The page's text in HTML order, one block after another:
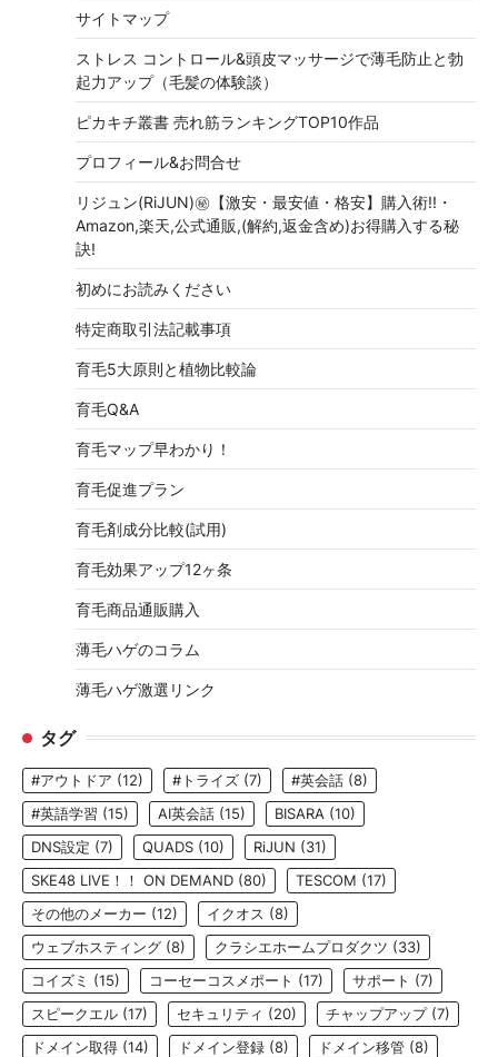
サイトマップ
ストレス コントロール&頭皮マッサージで薄毛防止と勃
起力アップ（毛髪の体験談）
ピカキチ叢書 売れ筋ランキングTOP10作品
プロフィール&お問合せ
リジュン(RiJUN)㊙【激安・最安値・格安】購入術!!・
Amazon,楽天,公式通販,(解約,返金含め)お得購入する秘
訣!
初めにお読みください
特定商取引法記載事項
育毛5大原則と植物比較論
育毛Q&A
育毛マップ早わかり！
育毛促進プラン
育毛剤成分比較(試用)
育毛効果アップ12ヶ条
育毛商品通販購入
薄毛ハゲのコラム
薄毛ハゲ激選リンク
タグ
#アウトドア (12) #トライズ (7) #英会話 (8)
#英語学習 (15) AI英会話 (15) BISARA (10)
DNS設定 (7) QUADS (10) RiJUN (31)
SKE48 LIVE！！ ON DEMAND (80) TESCOM (17)
その他のメーカー (12) イクオス (8)
ウェブホスティング (8) クラシエホームプロダクツ (33)
コイズミ (15) コーセーコスメポート (17) サポート (7)
スピークエル (17) セキュリティ (20) チャップアップ(7)
ドメイン取得 (14) ドメイン登録 (8) ドメイン移管 (8)